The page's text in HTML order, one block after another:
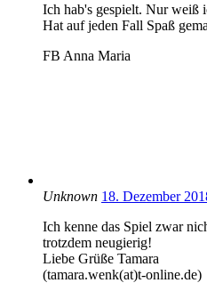
Ich hab's gespielt. Nur weiß
Hat auf jeden Fall Spaß
FB Anna Maria
Unknown 18. Dezember
Ich kenne das Spiel zwar
trotzdem neugierig!
Liebe Grüße Tamara
(tamara.wenk(at)t-online.de)